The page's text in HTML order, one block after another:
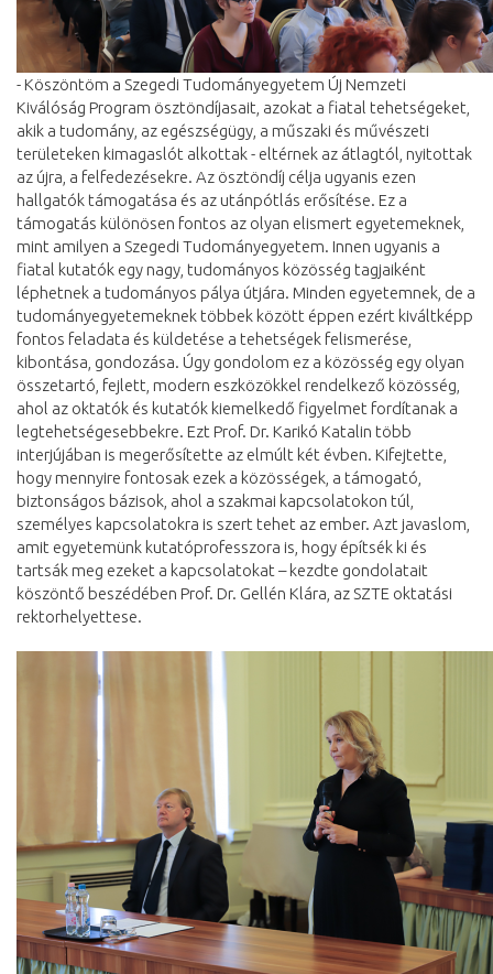
- Köszöntöm a Szegedi Tudományegyetem Új Nemzeti
Kiválóság Program ösztöndíjasait, azokat a fiatal tehetségeket,
akik a tudomány, az egészségügy, a műszaki és művészeti
területeken kimagaslót alkottak - eltérnek az átlagtól, nyitottak
az újra, a felfedezésekre. Az ösztöndíj célja ugyanis ezen
hallgatók támogatása és az utánpótlás erősítése. Ez a
támogatás különösen fontos az olyan elismert egyetemeknek,
mint amilyen a Szegedi Tudományegyetem. Innen ugyanis a
fiatal kutatók egy nagy, tudományos közösség tagjaiként
léphetnek a tudományos pálya útjára. Minden egyetemnek, de a
tudományegyetemeknek többek között éppen ezért kiváltképp
fontos feladata és küldetése a tehetségek felismerése,
kibontása, gondozása. Úgy gondolom ez a közösség egy olyan
összetartó, fejlett, modern eszközökkel rendelkező közösség,
ahol az oktatók és kutatók kiemelkedő figyelmet fordítanak a
legtehetségesebbekre. Ezt Prof. Dr. Karikó Katalin több
interjújában is megerősítette az elmúlt két évben. Kifejtette,
hogy mennyire fontosak ezek a közösségek, a támogató,
biztonságos bázisok, ahol a szakmai kapcsolatokon túl,
személyes kapcsolatokra is szert tehet az ember. Azt javaslom,
amit egyetemünk kutatóprofesszora is, hogy építsék ki és
tartsák meg ezeket a kapcsolatokat – kezdte gondolatait
köszöntő beszédében Prof. Dr. Gellén Klára, az SZTE oktatási
rektorhelyettese.